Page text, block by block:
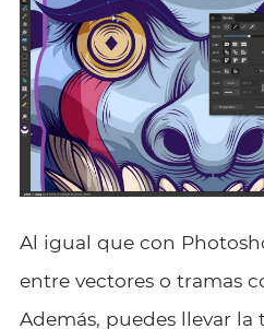
Al igual que con
entre vectores o tramas
Además, puedes llevar